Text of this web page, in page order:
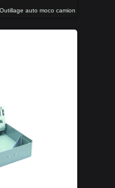
Outillage auto moco camion